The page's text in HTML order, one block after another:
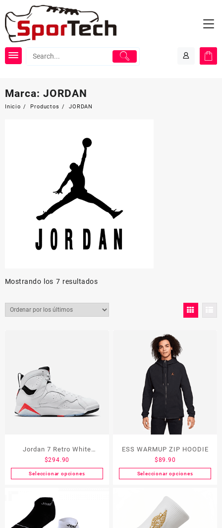
al
contenido
Marca: JORDAN
Inicio Productos JORDAN
Mostrando los 7 resultados
Jordan 7 Retro White
Infrared
$294.90
Seleccionar opciones
ESS WARMUP ZIP HOODIE
$89.90
Seleccionar opciones